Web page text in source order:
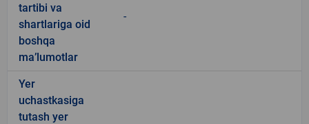
tartibi va
shartlariga oid
boshqa
ma’lumotlar
-
Yer
uchastkasiga
tutash yer